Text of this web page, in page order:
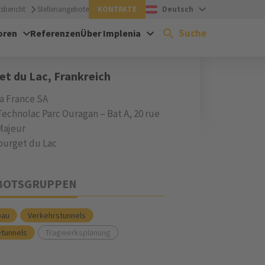
Stellenangebote KONTAKTE Deutsch
ReferenzenÜber Implenia Suche
du Lac, Frankreich
France SA
Parc Ouragan – Bat A, 20 rue
du Lac
Verkehrstunnels
Tragwerksplanung